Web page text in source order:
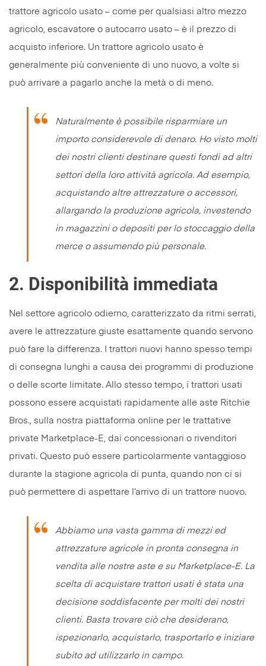
trattore agricolo usato – come per qualsiasi altro mezzo
agricolo, escavatore o autocarro usato – è il prezzo di
acquisto inferiore. Un trattore agricolo usato è
generalmente più conveniente di uno nuovo, a volte si
può arrivare a pagarlo anche la metà o di meno.
Naturalmente è possibile risparmiare un
importo considerevole di denaro. Ho visto molti
dei nostri clienti destinare questi fondi ad altri
settori della loro attività agricola. Ad esempio,
acquistando altre attrezzature o accessori,
allargando la produzione agricola, investendo
in magazzini o depositi per lo stoccaggio della
merce o assumendo più personale.
2. Disponibilità immediata
Nel settore agricolo odierno, caratterizzato da ritmi serrati,
avere le attrezzature giuste esattamente quando servono
può fare la differenza. I trattori nuovi hanno spesso tempi
di consegna lunghi a causa dei programmi di produzione
o delle scorte limitate. Allo stesso tempo, i trattori usati
possono essere acquistati rapidamente alle aste Ritchie
Bros., sulla nostra piattaforma online per le trattative
private Marketplace-E, dai concessionari o rivenditori
privati. Questo può essere particolarmente vantaggioso
durante la stagione agricola di punta, quando non ci si
può permettere di aspettare l’arrivo di un trattore nuovo.
Abbiamo una vasta gamma di mezzi ed
attrezzature agricole in pronta consegna in
vendita alle nostre aste e su Marketplace-E. La
scelta di acquistare trattori usati è stata una
decisione soddisfacente per molti dei nostri
clienti. Basta trovare ciò che desiderano,
ispezionarlo, acquistarlo, trasportarlo e iniziare
subito ad utilizzarlo in campo.